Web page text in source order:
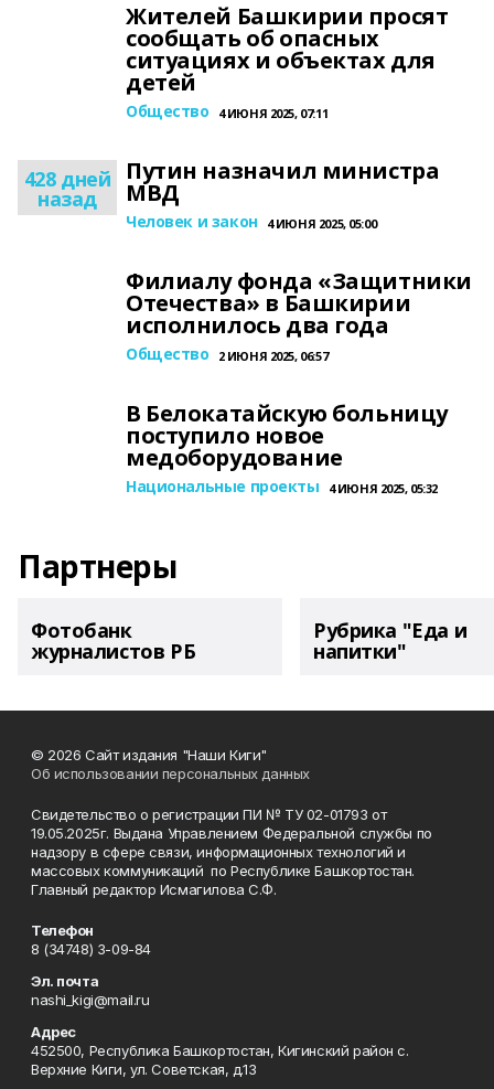
Жителей Башкирии просят
сообщать об опасных
ситуациях и объектах для
детей
Общество 4 ИЮНЯ 2025, 07:11
428 дней
назад
Путин назначил министра
МВД
Человек и закон 4 ИЮНЯ 2025, 05:00
Филиалу фонда «Защитники
Отечества» в Башкирии
исполнилось два года
Общество 2 ИЮНЯ 2025, 06:57
В Белокатайскую больницу
поступило новое
медоборудование
Национальные проекты 4 ИЮНЯ 2025, 05:32
Партнеры
Фотобанк
журналистов РБ
Рубрика "Еда и
напитки"
© 2026 Сайт издания "Наши Киги"
Об использовании персональных данных
Свидетельство о регистрации ПИ № ТУ 02-01793 от
19.05.2025г. Выдана Управлением Федеральной службы по
надзору в сфере связи, информационных технологий и
массовых коммуникаций по Республике Башкортостан.
Главный редактор Исмагилова С.Ф.
Телефон
8 (34748) 3-09-84
Эл. почта
nashi_kigi@mail.ru
Адрес
452500, Республика Башкортостан, Кигинский район с.
Верхние Киги, ул. Советская, д.13